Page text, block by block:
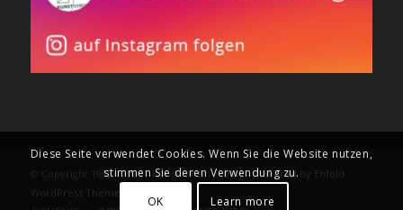
© Copyright 1995 - 2020 - Kunstverein Erding - powered by Enfold
WordPress Theme
Diese Seite verwendet Cookies. Wenn Sie die Website nutzen,
stimmen Sie deren Verwendung zu.
OK
Learn more